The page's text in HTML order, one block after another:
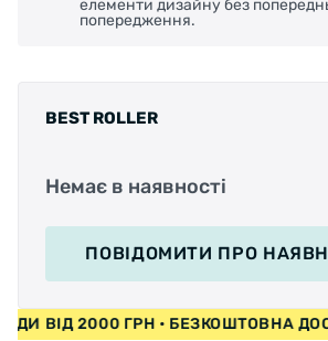
елементи дизайну без
попередження.
BEST ROLLER
Немає в наявності
ПОВІДОМИТИ ПРО
ВІД 2000 ГРН •